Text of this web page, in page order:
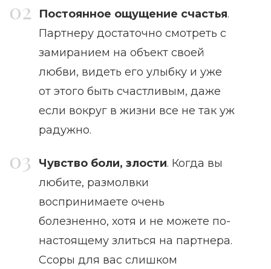
Постоянное ощущение счастья.
Партнеру достаточно смотреть с
замиранием на объект своей
любви, видеть его улыбку и уже
от этого быть счастливым, даже
если вокруг в жизни все не так уж
радужно.
Чувство боли, злости. Когда вы
любите, размолвки
воспринимаете очень
болезненно, хотя и не можете по-
настоящему злиться на партнера.
Ссоры для вас слишком